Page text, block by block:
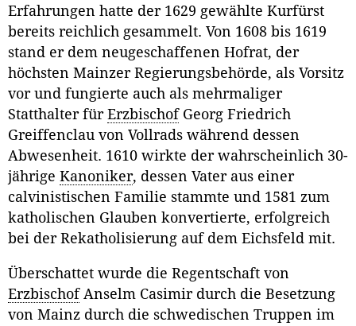
Erfahrungen hatte der 1629 gewählte Kurfürst
bereits reichlich gesammelt. Von 1608 bis 1619
stand er dem neugeschaffenen Hofrat, der
höchsten Mainzer Regierungsbehörde, als Vorsitz
vor und fungierte auch als mehrmaliger
Statthalter für ErzbischofGeorg Friedrich
Greiffenclau von Vollrads während dessen
Abwesenheit. 1610 wirkte der wahrscheinlich 30-
jährige Kanoniker, dessen Vater aus einer
calvinistischen Familie stammte und 1581 zum
katholischen Glauben konvertierte, erfolgreich
bei der Rekatholisierung auf dem Eichsfeld mit.
Überschattet wurde die Regentschaft von
ErzbischofAnselm Casimir durch die Besetzung
von Mainz durch die schwedischen Truppen im